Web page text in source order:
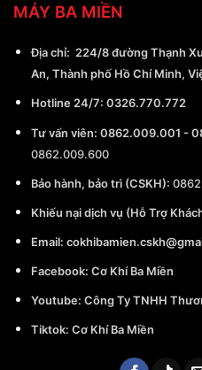
MÁY BA MIỀN
Địa chỉ: 224/8 đường Thạnh
An, Thành phố Hồ Chí Minh,
Hotline 24/7: 0326.770.772
Tư vấn viên: 0862.009.001 -
0862.009.600
Bảo hành, bảo trì (CSKH):
Khiếu nại dịch vụ (Hỗ Trợ
Email:
Facebook: Cơ Khí Ba Miền
Youtube: Công Ty TNHH
Tiktok: Cơ Khí Ba Miền